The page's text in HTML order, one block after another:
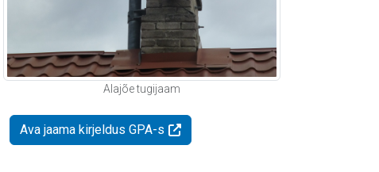
Alajõe tugijaam
Ava jaama kirjeldus GPA-s